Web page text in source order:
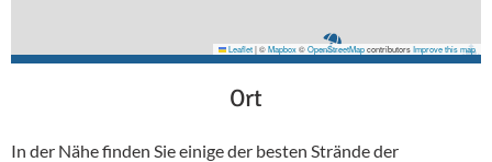
Leaflet|©Mapbox©OpenStreetMapcontributorsImprove this map
Ort
In der Nähe finden Sie einige der besten Strände der